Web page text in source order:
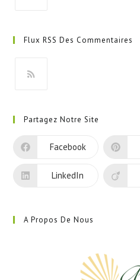
un
onglet
Flux RSS Des Commentaires
un
nouvel
Partagez Notre Site
Facebook
LinkedIn
A Propos De Nous